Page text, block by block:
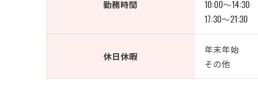
勤務時間
10:00〜14:30
17:30〜21:30
休日休暇
年末年始
その他